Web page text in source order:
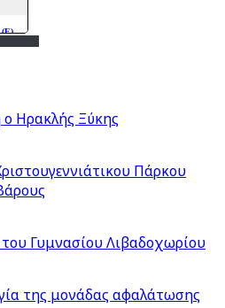
Ηρακλής Ξύκης
Πάρκου
Γυμνασίου Λιβαδοχωρίου
της μονάδας αφαλάτωσης